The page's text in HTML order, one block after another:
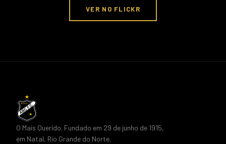
VER NO FLICKR
O Mais Querido. Fundado em 29 de junho de 1915,
em Natal, Rio Grande do Norte.